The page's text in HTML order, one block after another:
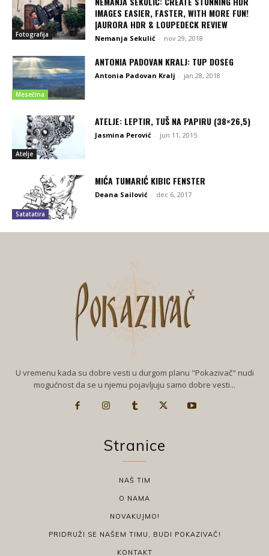
Fotografija
IMAGES EASIER, FASTER, WITH MORE FUN!
|AURORA HDR & LOUPEDECK REVIEW
Nemanja Sekulić - nov 29, 2018
Mesečina
ANTONIA PADOVAN KRALJ: TUP DOSEG
Antonia Padovan Kralj - jan 28, 2018
Atelje
ATELJE: LEPTIR, TUŠ NA PAPIRU (38×26,5)
Jasmina Perović - jun 11, 2015
Satatatira
MIĆA TUMARIĆ KIBIC FENSTER
Deana Sailović - dec 6, 2017
U vremenu kada su dobre vesti u durgom planu "Pokazivač" nudi
mogućnost da se u njemu pojavljuju samo dobre vesti...
Stranice
NAŠ TIM
O NAMA
NOVAKUJMO!
PRIDRUŽI SE NAŠEM TIMU, BUDI POKAZIVAČ!
KONTAKT